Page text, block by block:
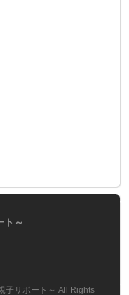
ト～
子サポート～ All Rights